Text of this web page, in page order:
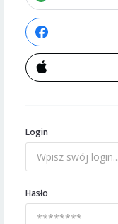
Login
Hasło